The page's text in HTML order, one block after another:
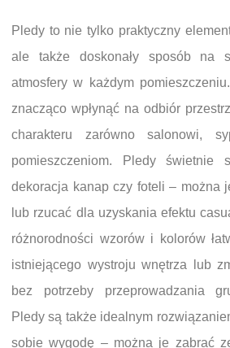
Pledy to nie tylko praktyczny
ale także doskonały sposób na
atmosfery w każdym
znacząco wpłynąć na odbiór
charakteru zarówno salonowi,
pomieszczeniom. Pledy świetnie
dekoracja kanap czy foteli – można
lub rzucać dla uzyskania efektu
różnorodności wzorów i kolorów
istniejącego wystroju wnętrza lub
bez potrzeby przeprowadzania
Pledy są także idealnym
sobie wygodę – można je zabrać